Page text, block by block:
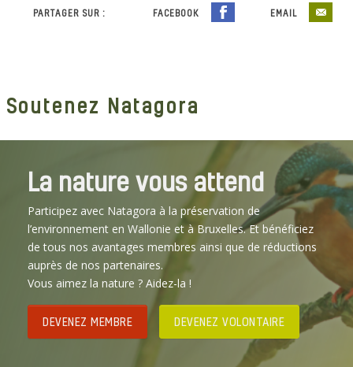
PARTAGER SUR : FACEBOOK EMAIL
Soutenez Natagora
La nature vous attend
Participez avec Natagora à la préservation de
l’environnement en Wallonie et à Bruxelles. Et bénéficiez
de tous nos avantages membres ainsi que de réductions
auprès de nos partenaires.
Vous aimez la nature ? Aidez-la !
DEVENEZ MEMBRE DEVENEZ VOLONTAIRE